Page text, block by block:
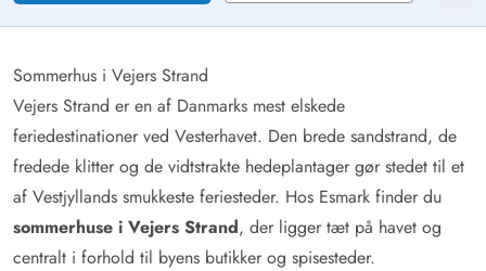
Sommerhus i Vejers Strand
Vejers Strand er en af Danmarks mest elskede
feriedestinationer ved Vesterhavet. Den brede sandstrand, de
fredede klitter og de vidtstrakte hedeplantager gør stedet til et
af Vestjyllands smukkeste feriesteder. Hos Esmark finder du
sommerhuse i Vejers Strand, der ligger tæt på havet og
centralt i forhold til byens butikker og spisesteder.
Ønsker til huset
Loading...